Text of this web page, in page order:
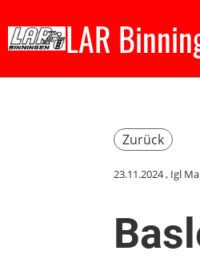
LAR
Zurück
23.11.2024, Igl